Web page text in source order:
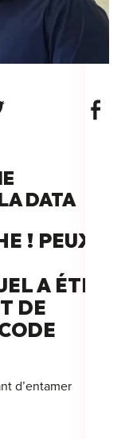
on Twitter
DATA
! PEUX-
A ÉTÉ
DE
d’entamer